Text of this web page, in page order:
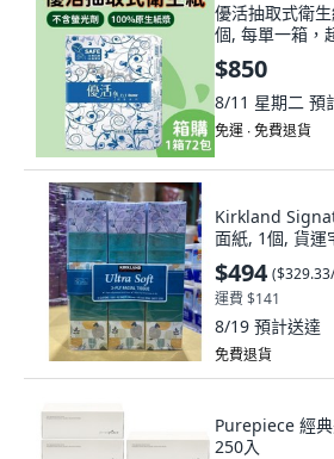
優活抽取式衛
個, 每單一箱，
$850
8/11 星期二 預
免運 ∙ 免費退貨
Kirkland
面紙, 1個, 貨運
$494 (
運費 $141
8/19 預計送達
免費退貨
Purepiece 經
250入